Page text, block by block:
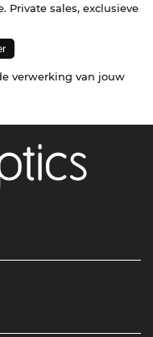
Private sales, exclusieve
verwerking van jouw